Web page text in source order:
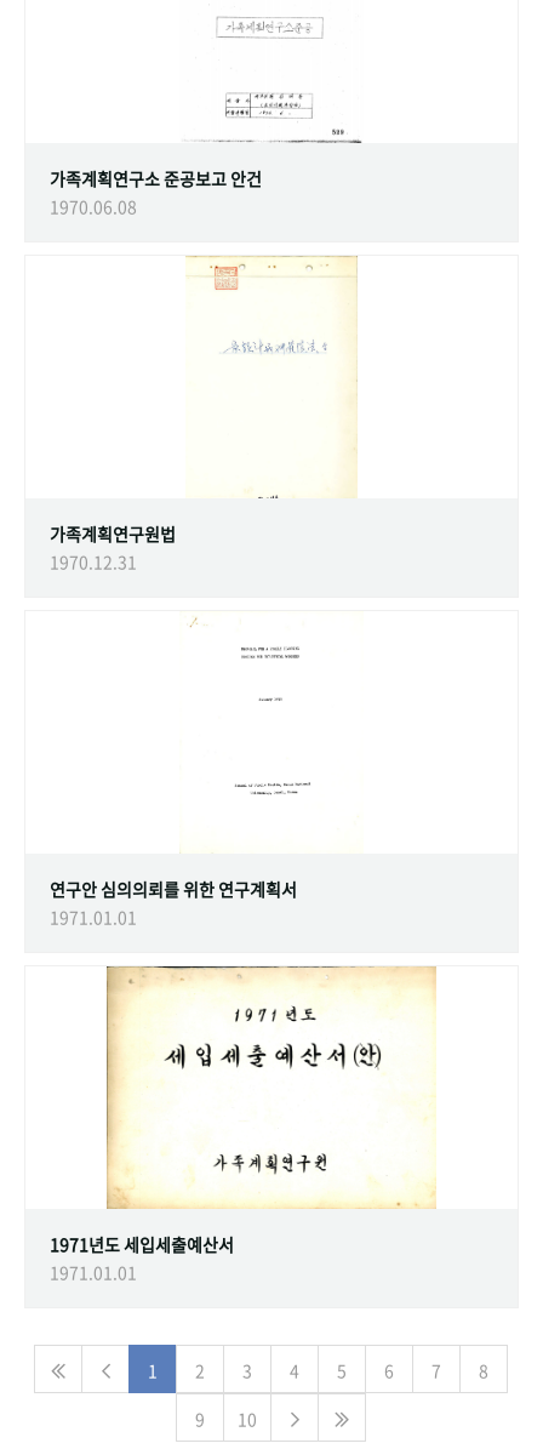
가족계획연구소 준공보고 안건
1970.06.08
가족계획연구원법
1970.12.31
연구안 심의의뢰를 위한 연구계획서
1971.01.01
1971년도 세입세출예산서
1971.01.01
1 2 3 4 5 6 7
8
9
10